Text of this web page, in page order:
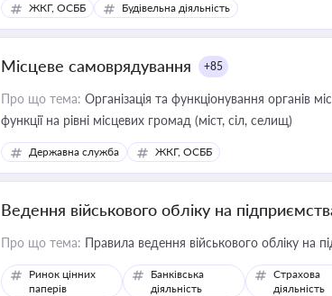
ЖКГ, ОСББ Будівельна діяльність
Місцеве самоврядування +85
Про що тема: Організація та функціонування органів
функції на рівні місцевих громад (міст, сіл, селищ)
Державна служба ЖКГ, ОСББ
Ведення військового обліку на
Про що тема: Правила ведення військового обліку на
Ринок цінних
паперів
Банківська
діяльність
Страхова
діяльність